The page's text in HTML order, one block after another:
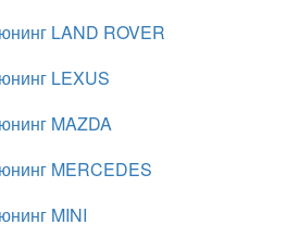
LAND ROVER
LEXUS
MAZDA
MERCEDES
MINI